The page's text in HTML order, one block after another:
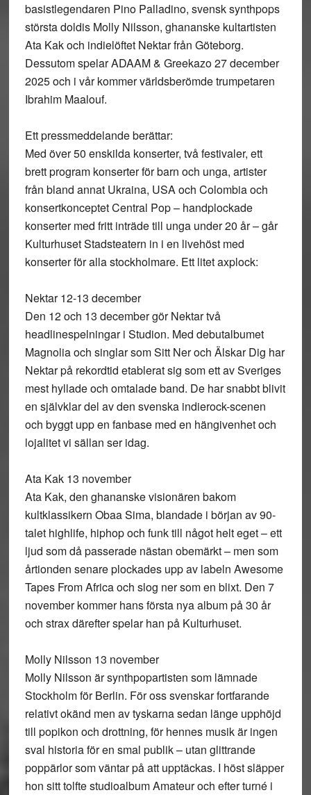
basistlegendaren Pino Palladino, svensk synthpops
största doldis Molly Nilsson, ghananske kultartisten
Ata Kak och indielöftet Nektar från Göteborg.
Dessutom spelar ADAAM & Greekazo 27 december
2025 och i vår kommer världsberömde trumpetaren
Ibrahim Maalouf.
Ett pressmeddelande berättar:
Med över 50 enskilda konserter, två festivaler, ett
brett program konserter för barn och unga, artister
från bland annat Ukraina, USA och Colombia och
konsertkonceptet Central Pop – handplockade
konserter med fritt inträde till unga under 20 år – går
Kulturhuset Stadsteatern in i en livehöst med
konserter för alla stockholmare. Ett litet axplock:
Nektar 12-13 december
Den 12 och 13 december gör Nektar två
headlinespelningar i Studion. Med debutalbumet
Magnolia och singlar som Sitt Ner och Älskar Dig har
Nektar på rekordtid etablerat sig som ett av Sveriges
mest hyllade och omtalade band. De har snabbt blivit
en självklar del av den svenska indierock-scenen
och byggt upp en fanbase med en hängivenhet och
lojalitet vi sällan ser idag.
Ata Kak 13 november
Ata Kak, den ghananske visionären bakom
kultklassikern Obaa Sima, blandade i början av 90-
talet highlife, hiphop och funk till något helt eget – ett
ljud som då passerade nästan obemärkt – men som
årtionden senare plockades upp av labeln Awesome
Tapes From Africa och slog ner som en blixt. Den 7
november kommer hans första nya album på 30 år
och strax därefter spelar han på Kulturhuset.
Molly Nilsson 13 november
Molly Nilsson är synthpopartisten som lämnade
Stockholm för Berlin. För oss svenskar fortfarande
relativt okänd men av tyskarna sedan länge upphöjd
till popikon och drottning, för hennes musik är ingen
sval historia för en smal publik – utan glittrande
poppärlor som väntar på att upptäckas. I höst släpper
hon sitt tolfte studioalbum Amateur och efter turné i